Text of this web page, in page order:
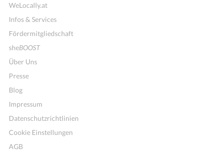
WeLocally.at
Infos & Services
Fördermitgliedschaft
sheBOOST
Über Uns
Presse
Blog
Impressum
Datenschutzrichtlinien
Cookie Einstellungen
AGB